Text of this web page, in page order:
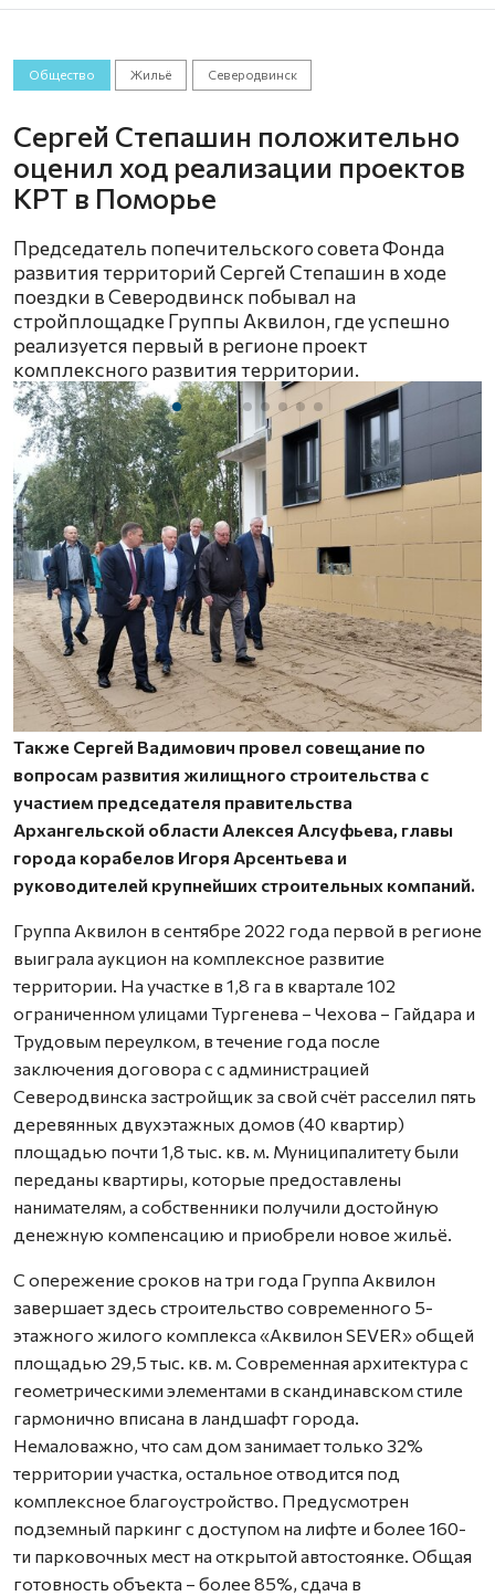
Общество Жильё Северодвинск
Сергей Степашин положительно
оценил ход реализации проектов
КРТ в Поморье
Председатель попечительского совета Фонда
развития территорий Сергей Степашин в ходе
поездки в Северодвинск побывал на
стройплощадке Группы Аквилон, где успешно
реализуется первый в регионе проект
комплексного развития территории.
Также Сергей Вадимович провел совещание по
вопросам развития жилищного строительства с
участием председателя правительства
Архангельской области Алексея Алсуфьева, главы
города корабелов Игоря Арсентьева и
руководителей крупнейших строительных компаний.
Группа Аквилон в сентябре 2022 года первой в регионе
выиграла аукцион на комплексное развитие
территории. На участке в 1,8 га в квартале 102
ограниченном улицами Тургенева – Чехова – Гайдара и
Трудовым переулком, в течение года после
заключения договора с с администрацией
Северодвинска застройщик за свой счёт расселил пять
деревянных двухэтажных домов (40 квартир)
площадью почти 1,8 тыс. кв. м. Муниципалитету были
переданы квартиры, которые предоставлены
нанимателям, а собственники получили достойную
денежную компенсацию и приобрели новое жильё.
С опережение сроков на три года Группа Аквилон
завершает здесь строительство современного 5-
этажного жилого комплекса «Аквилон SEVER» общей
площадью 29,5 тыс. кв. м. Современная архитектура с
геометрическими элементами в скандинавском стиле
гармонично вписана в ландшафт города.
Немаловажно, что сам дом занимает только 32%
территории участка, остальное отводится под
комплексное благоустройство. Предусмотрен
подземный паркинг с доступом на лифте и более 160-
ти парковочных мест на открытой автостоянке. Общая
готовность объекта – более 85%, сдача в